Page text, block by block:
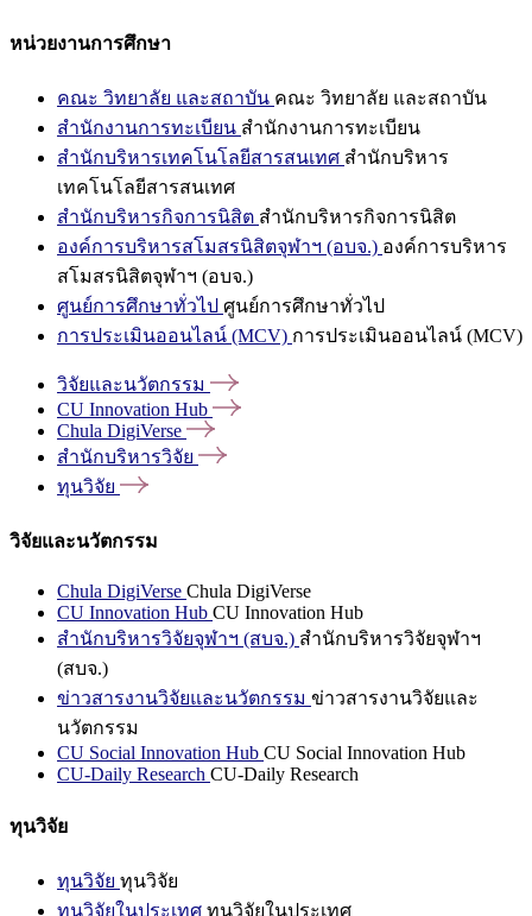
หน่วยงานการศึกษา
คณะ วิทยาลัย และสถาบัน คณะ วิทยาลัย และสถาบัน
สำนักงานการทะเบียน สำนักงานการทะเบียน
สำนักบริหารเทคโนโลยีสารสนเทศ สำนักบริหาร
เทคโนโลยีสารสนเทศ
สำนักบริหารกิจการนิสิต สำนักบริหารกิจการนิสิต
องค์การบริหารสโมสรนิสิตจุฬาฯ (อบจ.) องค์การบริหาร
สโมสรนิสิตจุฬาฯ (อบจ.)
ศูนย์การศึกษาทั่วไป ศูนย์การศึกษาทั่วไป
การประเมินออนไลน์ (MCV) การประเมินออนไลน์ (MCV)
วิจัยและนวัตกรรม
CU Innovation Hub
Chula DigiVerse
สำนักบริหารวิจัย
ทุนวิจัย
วิจัยและนวัตกรรม
Chula DigiVerse Chula DigiVerse
CU Innovation Hub CU Innovation Hub
สำนักบริหารวิจัยจุฬาฯ (สบจ.) สำนักบริหารวิจัยจุฬาฯ
(สบจ.)
ข่าวสารงานวิจัยและนวัตกรรม ข่าวสารงานวิจัยและ
นวัตกรรม
CU Social Innovation Hub CU Social Innovation Hub
CU-Daily Research CU-Daily Research
ทุนวิจัย
ทุนวิจัย ทุนวิจัย
ทุนวิจัยในประเทศ ทุนวิจัยในประเทศ